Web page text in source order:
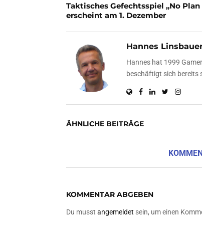
Taktisches Gefechtsspiel „No Plan
erscheint am 1. Dezember
Hannes
Hannes hat 1999
beschäftigt sich bereits
ÄHNLICHE BEITRÄGE
KOMMENTAR ABGEBEN
Du musst angemeldet sein, um einen